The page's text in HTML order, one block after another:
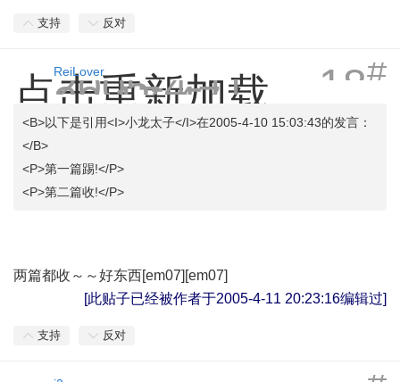
支持 反对
点击重新加载 18#
ReiLover
2005-4-11
20:17:47
<B>以下是引用<I>小龙太子</I>在2005-4-10 15:03:43的发言：
</B>
<P>第一篇踢!</P>
<P>第二篇收!</P>
两篇都收～～好东西[em07][em07]
[此贴子已经被作者于2005-4-11 20:23:16编辑过]
支持 反对